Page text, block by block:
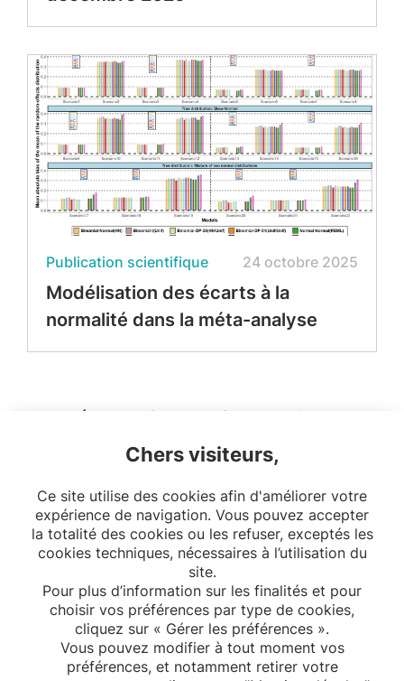
Publication scientifique 24 octobre 2025
Modélisation des écarts à la
normalité dans la méta-analyse
2 3 4
6 7
10 20
Chers visiteurs,
Ce site utilise des cookies afin d'améliorer votre
expérience de navigation. Vous pouvez accepter
la totalité des cookies ou les refuser, exceptés les
cookies techniques, nécessaires à l’utilisation du
site.
Pour plus d’information sur les finalités et pour
choisir vos préférences par type de cookies,
cliquez sur « Gérer les préférences ».
Vous pouvez modifier à tout moment vos
préférences, et notamment retirer votre